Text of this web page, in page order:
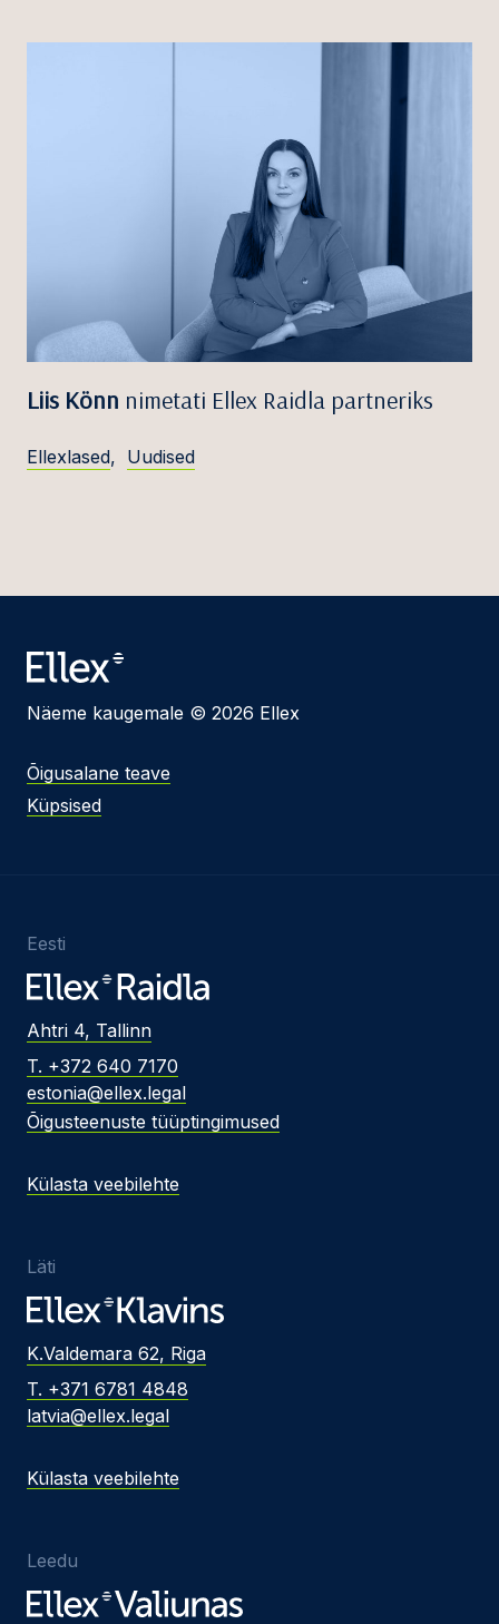
Liis Könn nimetati Ellex Raidla partneriks
Ellexlased, Uudised
Näeme kaugemale © 2026 Ellex
Õigusalane teave
Küpsised
Eesti
Ahtri 4, Tallinn
T. +372 640 7170
estonia@ellex.legal
Õigusteenuste tüüptingimused
Külasta veebilehte
Läti
K.Valdemara 62, Riga
T. +371 6781 4848
latvia@ellex.legal
Külasta veebilehte
Leedu